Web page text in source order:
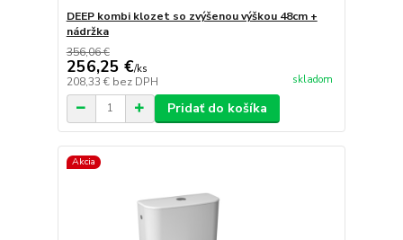
DEEP kombi klozet so zvýšenou výškou 48cm +
nádržka
356,06 €
256,25 €/ks
208,33 € bez DPH skladom
Pridať do košíka
Akcia